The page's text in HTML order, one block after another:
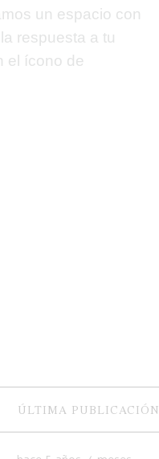
un espacio con
respuesta a tu
el ícono de
ÚLTIMA PUBLICACIÓN